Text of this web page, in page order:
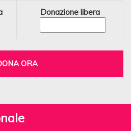
Donazione libera
ORA